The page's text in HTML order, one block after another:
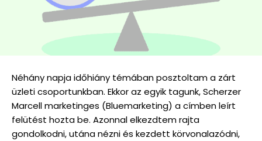
Néhány napja időhiány témában posztoltam a zárt
üzleti csoportunkban. Ekkor az egyik tagunk, Scherzer
Marcell marketinges (Bluemarketing) a címben leírt
felütést hozta be. Azonnal elkezdtem rajta
gondolkodni, utána nézni és kezdett körvonalazódni,